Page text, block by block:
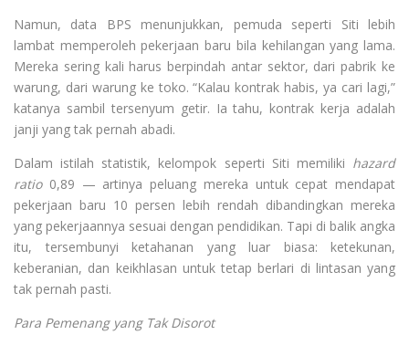
Namun, data BPS menunjukkan, pemuda seperti Siti lebih
lambat memperoleh pekerjaan baru bila kehilangan yang lama.
Mereka sering kali harus berpindah antar sektor, dari pabrik ke
warung, dari warung ke toko. “Kalau kontrak habis, ya cari lagi,”
katanya sambil tersenyum getir. Ia tahu, kontrak kerja adalah
janji yang tak pernah abadi.
Dalam istilah statistik, kelompok seperti Siti memiliki hazard
ratio0,89 — artinya peluang mereka untuk cepat mendapat
pekerjaan baru 10 persen lebih rendah dibandingkan mereka
yang pekerjaannya sesuai dengan pendidikan. Tapi di balik angka
itu, tersembunyi ketahanan yang luar biasa: ketekunan,
keberanian, dan keikhlasan untuk tetap berlari di lintasan yang
tak pernah pasti.
Para Pemenang yang Tak Disorot